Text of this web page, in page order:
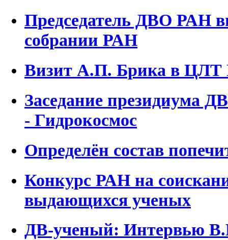
Председатель ДВО РАН
собрании РАН
Визит А.П. Брика в
Заседание президиума
- Гидрокосмос
Определён состав
Конкурс РАН на
выдающихся ученых
ДВ-ученый: Интервью